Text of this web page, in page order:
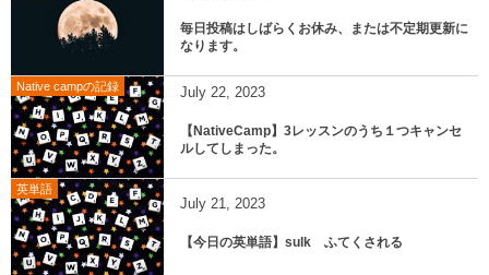
毎日投稿はしばらくお休み、または不定期更新に
なります。
Native campの記録 July 22, 2023
【NativeCamp】3レッスンのうち１つキャンセ
ルしてしまった。
英単語
July 21, 2023
【今日の英単語】sulk ふてくされる